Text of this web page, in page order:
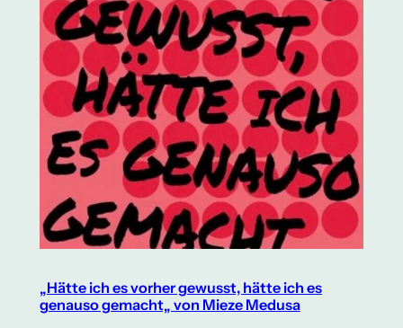
„Hätte ich es vorher gewusst, hätte ich es
genauso gemacht„ von Mieze Medusa